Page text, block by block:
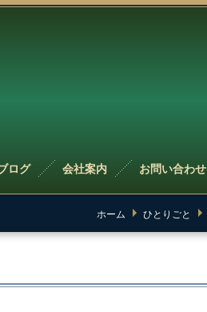
ログ 会社案内 お問い合わせ
ホーム ひとりごと